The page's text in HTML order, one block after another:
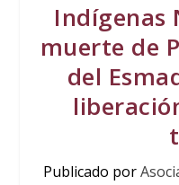
Indígenas
muerte de
del
Publicado por